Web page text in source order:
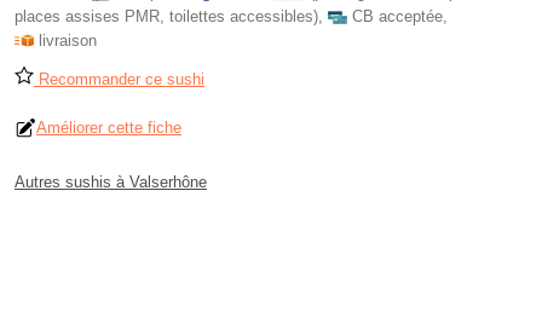
places assises PMR, toilettes accessibles), CB acceptée,
livraison
Recommander ce sushi
Améliorer cette fiche
Autres sushis à Valserhône